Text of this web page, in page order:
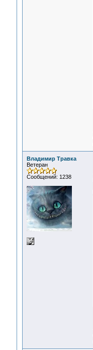
Владимир Травка
Ветеран
Сообщений: 1238